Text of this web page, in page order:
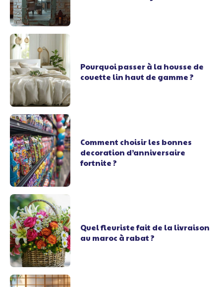
Pourquoi passer à la housse de
couette lin haut de gamme ?
Comment choisir les bonnes
decoration d’anniversaire
fortnite ?
Quel fleuriste fait de la livraison
au maroc à rabat ?